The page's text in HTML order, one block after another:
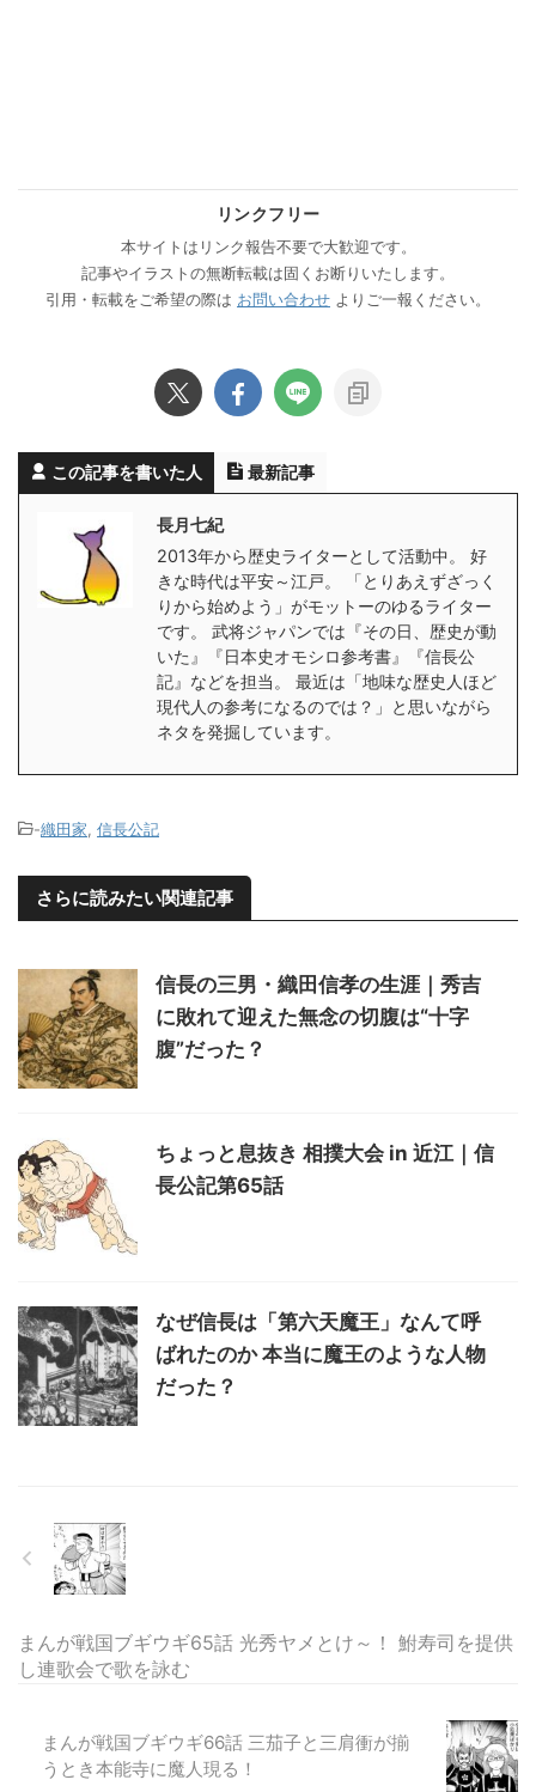
リンクフリー
本サイトはリンク報告不要で大歓迎です。
記事やイラストの無断転載は固くお断りいたします。
引用・転載をご希望の際は お問い合わせ よりご一報ください。
この記事を書いた人 最新記事
長月七紀
2013年から歴史ライターとして活動中。 好
きな時代は平安～江戸。 「とりあえずざっく
りから始めよう」がモットーのゆるライター
です。 武将ジャパンでは『その日、歴史が動
いた』『日本史オモシロ参考書』『信長公
記』などを担当。 最近は「地味な歴史人ほど
現代人の参考になるのでは？」と思いながら
ネタを発掘しています。
-織田家 信長公記
さらに読みたい関連記事
信長の三男・織田信孝の生涯｜秀吉
に敗れて迎えた無念の切腹は“十字
腹”だった？
ちょっと息抜き 相撲大会 in 近江｜信
長公記第65話
なぜ信長は「第六天魔王」なんて呼
ばれたのか 本当に魔王のような人物
だった？
まんが戦国ブギウギ65話 光秀ヤメとけ～！ 鮒寿司を提供
し連歌会で歌を詠む
まんが戦国ブギウギ66話 三茄子と三肩衝が揃
うとき本能寺に魔人現る！